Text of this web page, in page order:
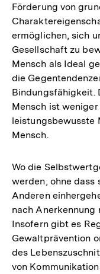
Förderung von
ermöglichen, sich
Gesellschaft zu
Mensch als Ideal
die
Bindungsfähigkeit.
Mensch ist
leistungsbewusste
Mensch.
Wo die
werden, ohne dass
Anderen
nach Anerkennung
Insofern gibt es
Gewaltprävention
des
von